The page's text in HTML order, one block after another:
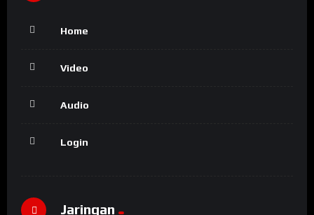
Home
Video
Audio
Login
Jaringan